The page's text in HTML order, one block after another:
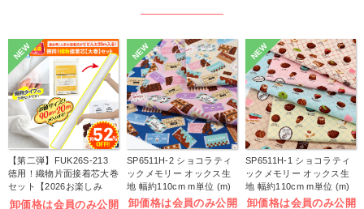
NEW
【第二弾】FUK26S-213
徳用！織物片面接着芯大巻
セット【2026お楽しみ
袋】(袋)
卸価格は会員のみ公開
NEW
SP6511H-2 ショコラティ
ックメモリー オックス生
地 幅約110cm m単位 (m)
卸価格は会員のみ公開
NEW
SP6511H-1 ショコラティ
ックメモリー オックス生
地 幅約110cm m単位 (m)
卸価格は会員のみ公開